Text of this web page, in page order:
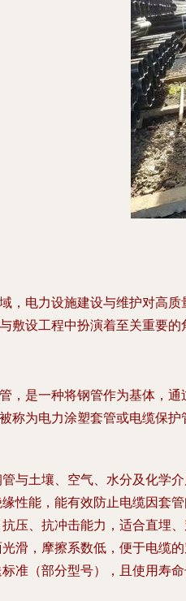
，电力设施建设与维护对高
敷设工程中扮演着至关重要
，是一种将钢管作为基体，
称为电力涂塑套管或电缆保护
与土壤、空气、水分及化学
性能，能有效防止电缆因套
压、抗冲击能力，适合直埋
滑，摩擦系数低，便于电缆
准（部分型号），且使用寿命